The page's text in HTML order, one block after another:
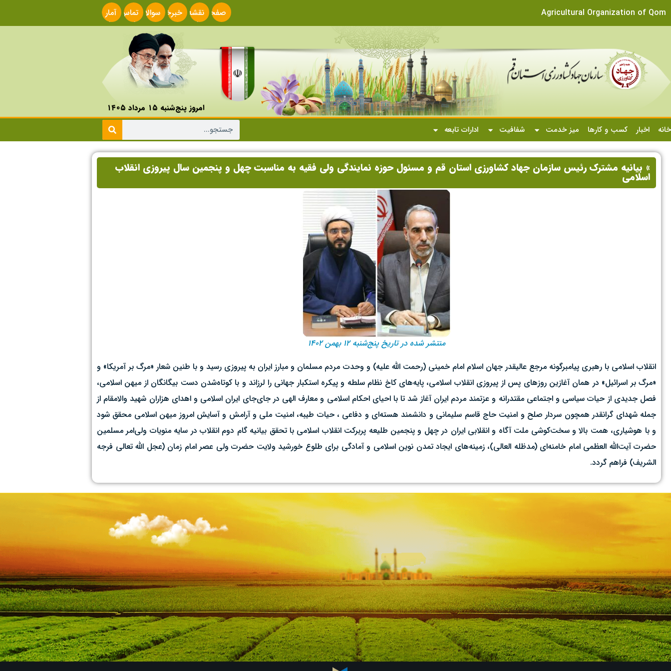
Agricultural Organization of Qom
صفحه
اصلی
نقشه
سایت
خبرخوانسوالات
متداول
تماس
با ما
آمار
سایت
امروز پنج‌شنبه ۱۵ مرداد ۱۴۰۵
خانه
اخبار کسب و کارها میز خدمت شفافیت ادارات تابعه
» بیانیه مشترک رئیس سازمان جهاد کشاورزی استان قم و مسئول حوزه نمایندگی ولی فقیه به مناسبت چهل و پنجمین سال پیروزی انقلاب
اسلامی
منتشر شده در تاریخ پنج‌شنبه ۱۲ بهمن ۱۴۰۲
انقلاب اسلامی با رهبری پیامبرگونه مرجع عالیقدر جهان اسلام امام خمینی (رحمت الله علیه) و وحدت مردم مسلمان و مبارز ایران به پیروزی رسید و با طنین شعار «مرگ بر آمریکا» و
«مرگ بر اسرائیل» در همان آغازین روزهای پس از پیروزی انقلاب اسلامی، پایه‌های کاخ نظام سلطه و پیکره استکبار جهانی را لرزاند و با کوتاه‌شدن دست بیگانگان از میهن اسلامی،
فصل جدیدی از حیات سیاسی و اجتماعی مقتدرانه و عزتمند مردم ایران آغاز شد تا با احیای احکام اسلامی و معارف الهی در جای‌جای ایران اسلامی و اهدای هزاران شهید والامقام از
جمله شهدای گرانقدر همچون سردار صلح و امنیت حاج قاسم سلیمانی و دانشمند هسته‌ای و دفاعی ، حیات طیبه، امنیت ملی و آرامش و آسایش امروز میهن اسلامی محقق شود
و با هوشیاری، همت بالا و سخت‌کوشی ملت آگاه و انقلابی ایران در چهل و پنجمین طلیعه پربرکت انقلاب اسلامی با تحقق بیانیه گام دوم انقلاب در سایه منویات ولی‌امر مسلمین
حضرت آیت‌الله العظمی امام خامنه‌ای (مدظله العالی)، زمینه‌های ایجاد تمدن نوین اسلامی و آمادگی برای طلوع خورشید ولایت حضرت ولی عصر امام زمان (عجل الله تعالی فرجه
الشریف) فراهم گردد.